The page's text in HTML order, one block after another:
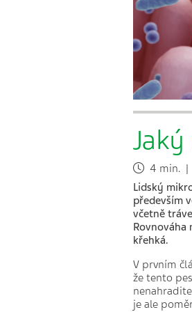
4 min. |
Lidský
především
včetně
křehká.
V prvním
že tento
je ale